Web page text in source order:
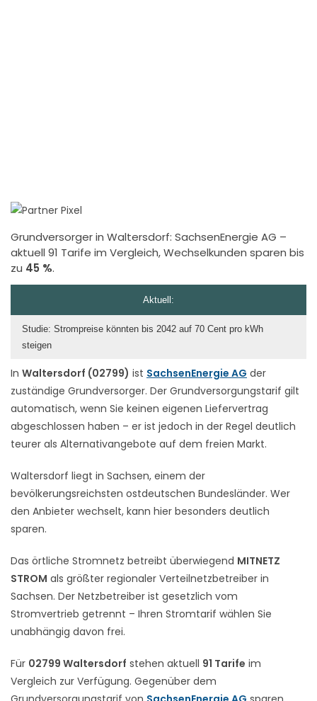
Grundversorger in Waltersdorf: SachsenEnergie AG –
aktuell 91 Tarife im Vergleich, Wechselkunden sparen bis
zu 45 %.
In Waltersdorf (02799) ist SachsenEnergie AG der
zuständige Grundversorger. Der Grundversorgungstarif gilt
automatisch, wenn Sie keinen eigenen Liefervertrag
abgeschlossen haben – er ist jedoch in der Regel deutlich
teurer als Alternativangebote auf dem freien Markt.
Waltersdorf liegt in Sachsen, einem der
bevölkerungsreichsten ostdeutschen Bundesländer. Wer
den Anbieter wechselt, kann hier besonders deutlich
sparen.
Das örtliche Stromnetz betreibt überwiegend MITNETZ
STROM als größter regionaler Verteilnetzbetreiber in
Sachsen. Der Netzbetreiber ist gesetzlich vom
Stromvertrieb getrennt – Ihren Stromtarif wählen Sie
unabhängig davon frei.
Für 02799 Waltersdorf stehen aktuell 91 Tarife im
Vergleich zur Verfügung. Gegenüber dem
Aktuell:
Studie: Strompreise könnten bis 2042 auf 70 Cent pro kWh
steigen